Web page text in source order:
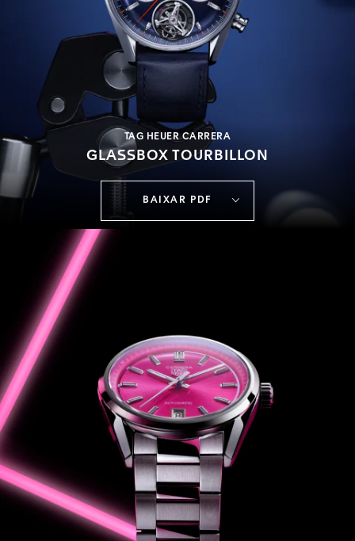
TAG HEUER CARRERA
GLASSBOX TOURBILLON
BAIXAR PDF